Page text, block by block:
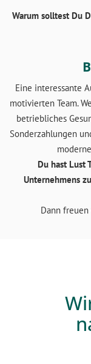
Warum solltest Du
Eine interessante
motivierten Team.
betriebliches
Sonderzahlungen
Du hast Lust
Unternehmens
Dann